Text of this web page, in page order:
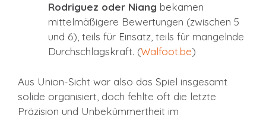
Rodriguez oder Niang bekamen
mittelmäßigere Bewertungen (zwischen 5
und 6), teils für Einsatz, teils für mangelnde
Durchschlagskraft. (Walfoot.be)
Aus Union-Sicht war also das Spiel insgesamt
solide organisiert, doch fehlte oft die letzte
Präzision und Unbekümmertheit im